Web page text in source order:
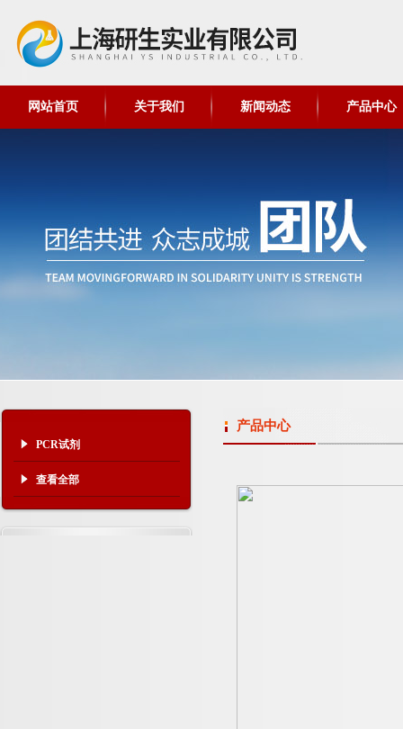
网站首页 关于我们 新闻动态 产品中心
PCR试剂
查看全部
产品中心